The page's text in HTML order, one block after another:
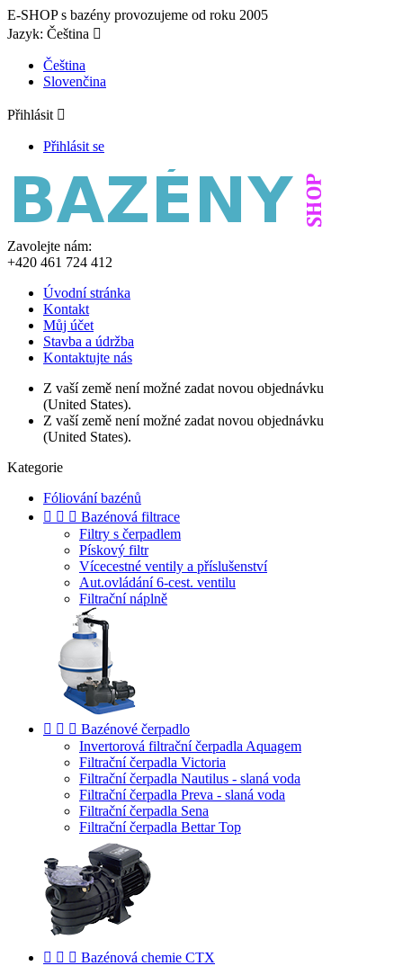
E-SHOP s bazény provozujeme od roku 2005
Jazyk: Čeština 
Čeština
Slovenčina
Přihlásit 
Přihlásit se
Zavolejte nám:
+420 461 724 412
Úvodní stránka
Kontakt
Můj účet
Stavba a údržba
Kontaktujte nás
Z vaší země není možné zadat novou objednávku
(United States).
Z vaší země není možné zadat novou objednávku
(United States).
Kategorie
Fóliování bazénů
   Bazénová filtrace
Filtry s čerpadlem
Pískový filtr
Vícecestné ventily a příslušenství
Aut.ovládání 6-cest. ventilu
Filtrační náplně
   Bazénové čerpadlo
Invertorová filtrační čerpadla Aquagem
Filtrační čerpadla Victoria
Filtrační čerpadla Nautilus - slaná voda
Filtrační čerpadla Preva - slaná voda
Filtrační čerpadla Sena
Filtrační čerpadla Bettar Top
   Bazénová chemie CTX